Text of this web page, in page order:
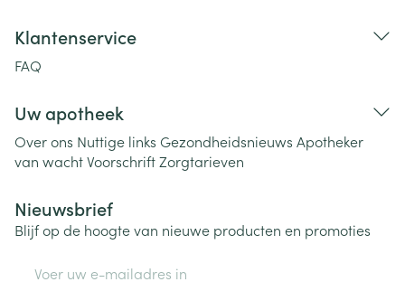
Klantenservice
FAQ
Uw apotheek
Over ons Nuttige links Gezondheidsnieuws Apotheker
van wachtVoorschriftZorgtarieven
Nieuwsbrief
Blijf op de hoogte van nieuwe producten en promoties